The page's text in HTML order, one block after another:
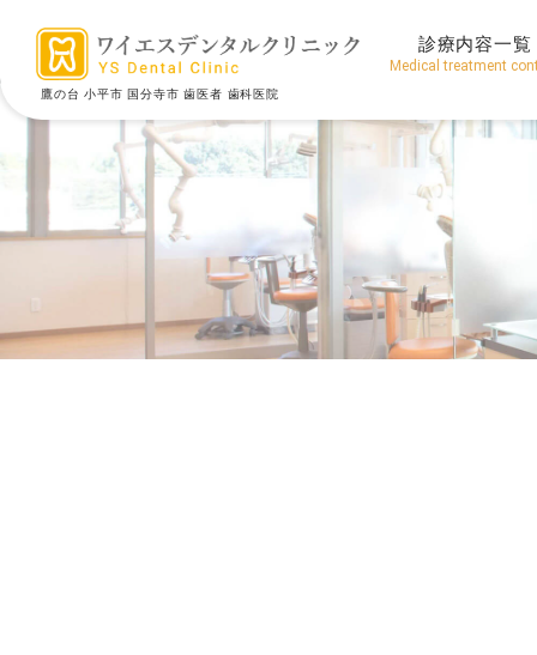
鷹の台 小平市 国分寺市 歯医者 歯科医院
診療内容一覧
Medical treatment